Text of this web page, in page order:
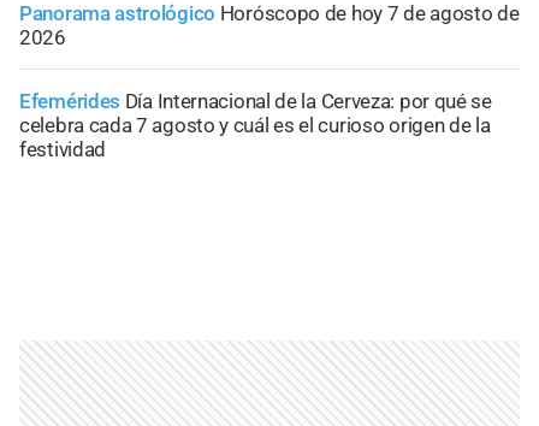
Panorama astrológico Horóscopo de hoy 7 de agosto de
2026
Efemérides Día Internacional de la Cerveza: por qué se
celebra cada 7 agosto y cuál es el curioso origen de la
festividad